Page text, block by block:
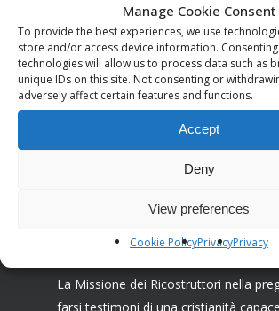
Manage Cookie Consent
To provide the best experiences, we use
store and/or access device information.
technologies will allow us to process data such as
unique IDs on this site. Not consenting or
adversely affect certain features and functions.
Accept
Deny
View preferences
Cookie PolicyPrivacyPrivacy
Associazione I Ricostruttori nella
La Missione dei Ricostruttori nella
farsi testimoni di una cristianità